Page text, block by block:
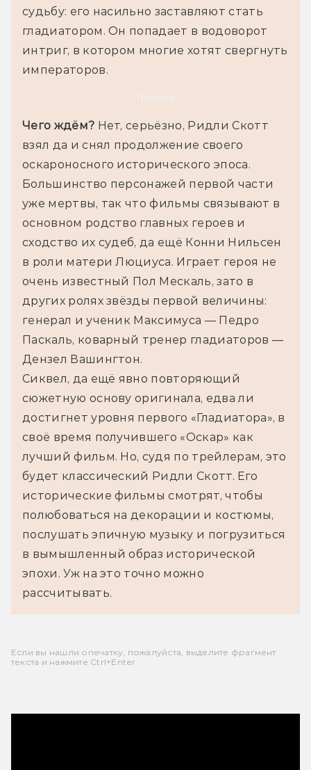
судьбу: его насильно заставляют стать
гладиатором. Он попадает в водоворот
интриг, в котором многие хотят свергнуть
императоров.
Трейлер
Чего ждём? Нет, серьёзно, Ридли Скотт
взял да и снял продолжение своего
оскароносного исторического эпоса.
Большинство персонажей первой части
уже мертвы, так что фильмы связывают в
основном родство главных героев и
сходство их судеб, да ещё Конни Нильсен
в роли матери Люциуса. Играет героя не
очень известный Пол Мескаль, зато в
других ролях звёзды первой величины:
генерал и ученик Максимуса — Педро
Паскаль, коварный тренер гладиаторов —
Дензел Вашингтон.
Сиквел, да ещё явно повторяющий
сюжетную основу оригинала, едва ли
достигнет уровня первого «Гладиатора», в
своё время получившего «Оскар» как
лучший фильм. Но, судя по трейлерам, это
будет классический Ридли Скотт. Его
исторические фильмы смотрят, чтобы
полюбоваться на декорации и костюмы,
послушать эпичную музыку и погрузиться
в вымышленный образ исторической
эпохи. Уж на это точно можно
рассчитывать.
Если вы нашли опечатку, пожалуйста, выделите фрагмент
текста и нажмите Ctrl+Enter.